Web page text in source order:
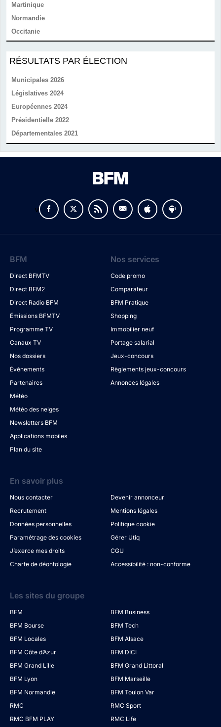
Martinique
Normandie
Occitanie
RÉSULTATS PAR ÉLECTION
Municipales 2026
Législatives 2024
Européennes 2024
Présidentielle 2022
Départementales 2021
v
BFM
Direct BFMTV
Direct BFM2
Direct Radio BFM
Émissions BFMTV
Programme TV
Canaux TV
Nos dossiers
Évènements
Partenaires
Météo
Météo des neiges
Newsletters BFM
Applications mobiles
Plan du site
Nos services
Code promo
Comparateur
BFM Pratique
Shopping
Immobilier neuf
Portage salarial
Jeux-concours
Règlements jeux-concours
Annonces légales
En savoir plus
Nous contacter
Devenir annonceur
Recrutement
Mentions légales
Données personnelles
Politique cookie
Paramétrage des cookies
Gérer Utiq
J’exerce mes droits
CGU
Charte de déontologie
Accessibilité : non-conforme
Les sites du groupe
BFM
BFM Business
BFM Bourse
BFM Tech
BFM Locales
BFM Alsace
BFM Côte d’Azur
BFM DICI
BFM Grand Lille
BFM Grand Littoral
BFM Lyon
BFM Marseille
BFM Normandie
BFM Toulon Var
RMC
RMC Sport
RMC BFM PLAY
RMC Life